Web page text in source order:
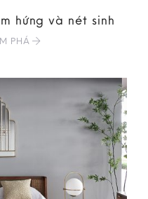
hứng và nét sinh
PHÁ